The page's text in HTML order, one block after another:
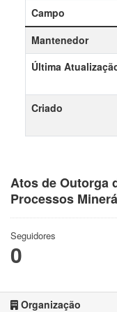
Atos de Outorga
Processos
Seguidores
0
Organização
Campo
Mantenedor
Última
Criado